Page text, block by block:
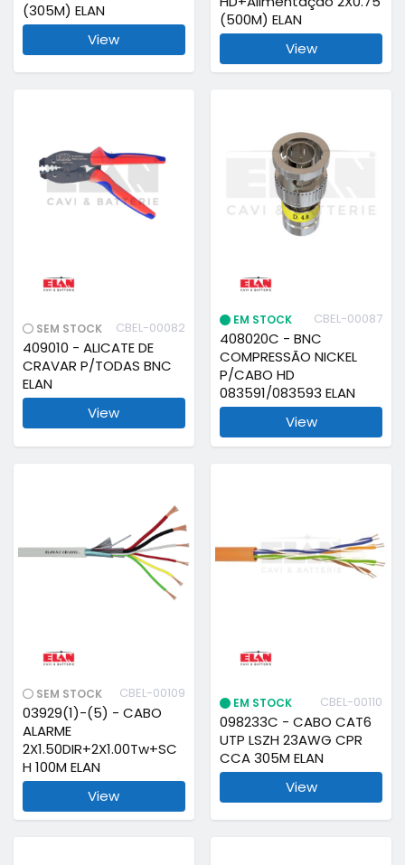
(305M) ELAN
View
(500M) ELAN
View
SEM STOCK CBEL-00082
409010 - ALICATE DE
CRAVAR P/TODAS BNC
ELAN
View
EM STOCK CBEL-00087
408020C - BNC
COMPRESSÃO NICKEL
P/CABO HD
083591/083593 ELAN
View
SEM STOCK CBEL-00109
03929(1)-(5) - CABO
ALARME
2X1.50DIR+2X1.00Tw+SC
H 100M ELAN
View
EM STOCK CBEL-00110
098233C - CABO CAT6
UTP LSZH 23AWG CPR
CCA 305M ELAN
View